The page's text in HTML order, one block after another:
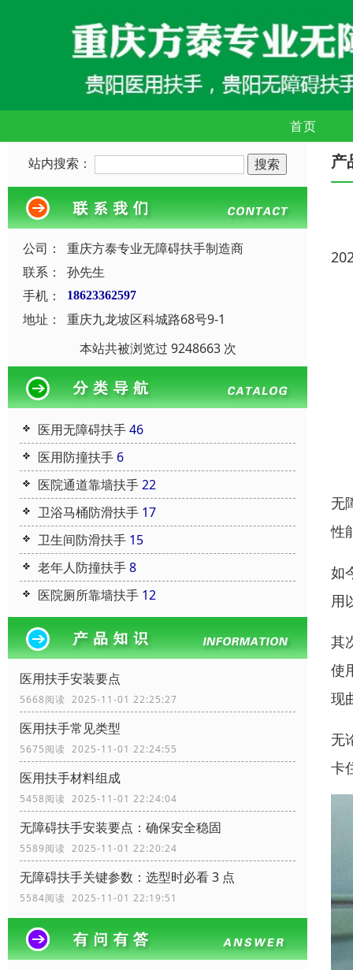
首页
站内搜索：
公司：
重庆方泰专业无障碍扶手制造商
联系：
孙先生
手机：
18623362597
地址：
重庆九龙坡区科城路68号9-1
本站共被浏览过 9248663 次
医用无障碍扶手46
医用防撞扶手 6
医院通道靠墙扶手22
卫浴马桶防滑扶手 17
卫生间防滑扶手 15
老年人防撞扶手8
医院厕所靠墙扶手 12
医用扶手安装要点
5668阅读 2025-11-01 22:25:27
医用扶手常见类型
5675阅读 2025-11-01 22:24:55
医用扶手材料组成
5458阅读 2025-11-01 22:24:04
无障碍扶手安装要点：确保安全稳固
5589阅读 2025-11-01 22:20:24
无障碍扶手关键参数：选型时必看 3 点
5584阅读 2025-11-01 22:19:51
产
无
性
如
用
其
使
现
无
卡